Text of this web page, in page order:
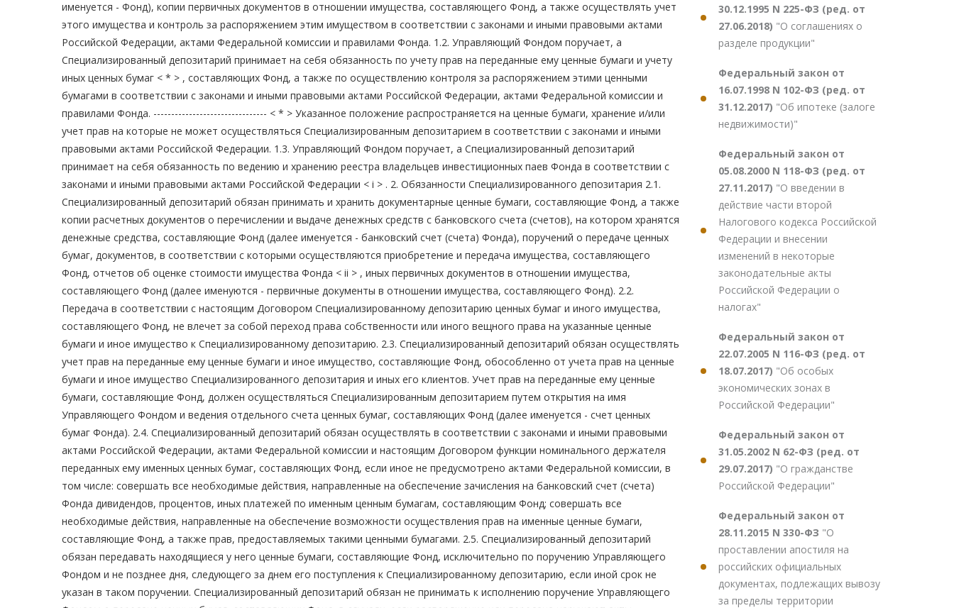
30.12.1995 N 225-ФЗ (ред. от
27.06.2018) "О соглашениях о
разделе продукции"
Федеральный закон от
16.07.1998 N 102-ФЗ (ред. от
31.12.2017) "Об ипотеке (залоге
недвижимости)"
Федеральный закон от
05.08.2000 N 118-ФЗ (ред. от
27.11.2017) "О введении в
действие части второй
Налогового кодекса Российской
Федерации и внесении
изменений в некоторые
законодательные акты
Российской Федерации о
налогах"
Федеральный закон от
22.07.2005 N 116-ФЗ (ред. от
18.07.2017) "Об особых
экономических зонах в
Российской Федерации"
Федеральный закон от
31.05.2002 N 62-ФЗ (ред. от
29.07.2017) "О гражданстве
Российской Федерации"
Федеральный закон от
28.11.2015 N 330-ФЗ "О
проставлении апостиля на
российских официальных
документах, подлежащих вывозу
за пределы территории